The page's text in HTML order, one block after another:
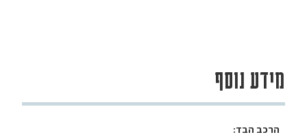
מידע נוסף
הרכב הבד